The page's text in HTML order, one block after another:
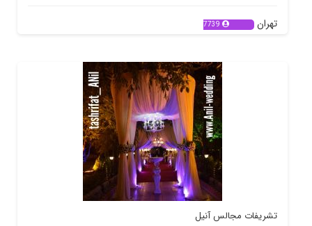
تهران 7739
تشریفات مجالس آنیل